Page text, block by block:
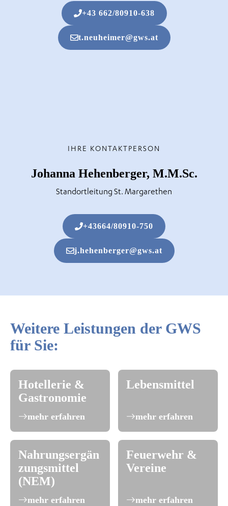
+43 662/80910-638
t.neuheimer@gws.at
IHRE KONTAKTPERSON
Johanna Hehenberger, M.M.Sc.
Standortleitung St. Margarethen
+43664/80910-750
j.hehenberger@gws.at
Weitere Leistungen der GWS
für Sie:
Hotellerie &
Gastronomie
mehr erfahren
Lebensmittel
mehr erfahren
Nahrungsergän
zungsmittel
(NEM)
mehr erfahren
Feuerwehr &
Vereine
mehr erfahren